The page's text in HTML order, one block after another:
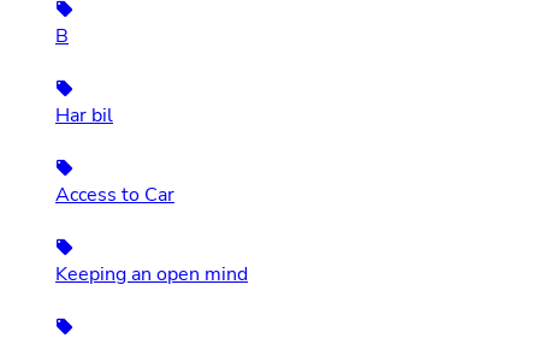
B
Har bil
Access to Car
Keeping an open mind